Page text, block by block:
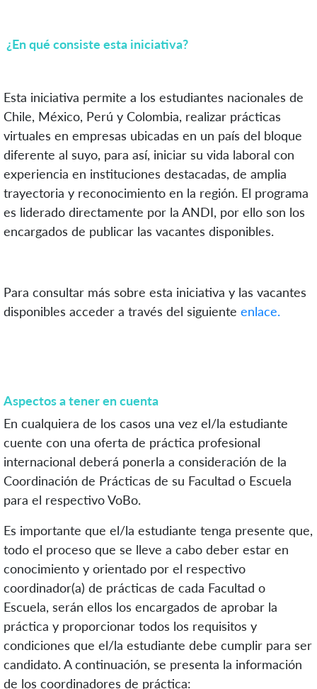
¿En qué consiste esta iniciativa?
Esta iniciativa permite a los estudiantes nacionales de
Chile, México, Perú y Colombia, realizar prácticas
virtuales en empresas ubicadas en un país del bloque
diferente al suyo, para así, iniciar su vida laboral con
experiencia en instituciones destacadas, de amplia
trayectoria y reconocimiento en la región. El programa
es liderado directamente por la ANDI, por ello son los
encargados de publicar las vacantes disponibles.
Para consultar más sobre esta iniciativa y las vacantes
disponibles acceder a través del siguiente enlace.
Aspectos a tener en cuenta
En cualquiera de los casos una vez el/la estudiante
cuente con una oferta de práctica profesional
internacional deberá ponerla a consideración de la
Coordinación de Prácticas de su Facultad o Escuela
para el respectivo VoBo.
Es importante que el/la estudiante tenga presente que,
todo el proceso que se lleve a cabo deber estar en
conocimiento y orientado por el respectivo
coordinador(a) de prácticas de cada Facultad o
Escuela, serán ellos los encargados de aprobar la
práctica y proporcionar todos los requisitos y
condiciones que el/la estudiante debe cumplir para ser
candidato. A continuación, se presenta la información
de los coordinadores de práctica: